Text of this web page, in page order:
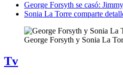
George Forsyth se casó:
Sonia La Torre comparte
George Forsyth y Sonia La
Tv